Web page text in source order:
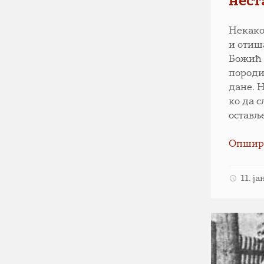
и
Божић
дане.
ко да
11.